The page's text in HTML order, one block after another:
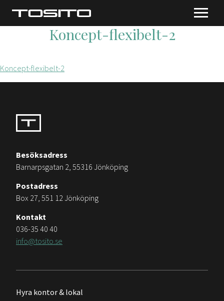
Koncept-flexibelt-2
Koncept-flexibelt-2
Besöksadress
Barnarpsgatan 2, 55316 Jönköping
Postadress
Box 27, 551 12 Jönköping
Kontakt
036-35 40 40
info@tosito.se
Hyra kontor & lokal